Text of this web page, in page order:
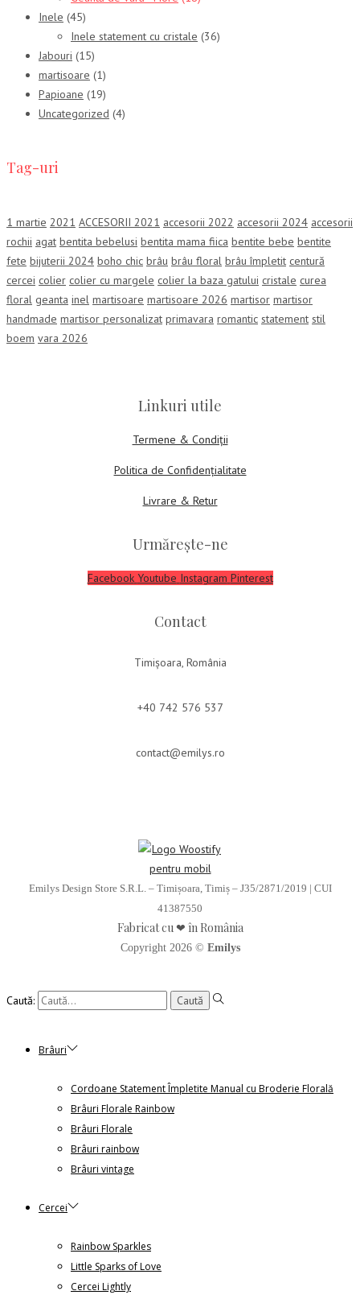
Inele (45)
Inele statement cu cristale (36)
Jabouri (15)
martisoare (1)
Papioane (19)
Uncategorized (4)
Tag-uri
1 martie 2021 ACCESORII 2021 accesorii 2022 accesorii 2024 accesorii
rochii agat bentita bebelusi bentita mama fiica bentite bebe bentite
fete bijuterii 2024 boho chic brâu brâu floral brâu împletit centură
cercei colier colier cu margele colier la baza gatului cristale curea
floral geanta inel martisoare martisoare 2026 martisor martisor
handmade martisor personalizat primavara romantic statement stil
boem vara 2026
Linkuri utile
Termene & Condiții
Politica de Confidențialitate
Livrare & Retur
Urmărește-ne
Facebook Youtube Instagram Pinterest
Contact
Timișoara, România
+40 742 576 537
contact@emilys.ro
Emilys Design Store S.R.L. – Timișoara, Timiș – J35/2871/2019 | CUI
41387550
Fabricat cu ❤ în România
Copyright 2026 © Emilys
Caută:
Brâuri
Cordoane Statement Împletite Manual cu Broderie Florală
Brâuri Florale Rainbow
Brâuri Florale
Brâuri rainbow
Brâuri vintage
Cercei
Rainbow Sparkles
Little Sparks of Love
Cercei Lightly